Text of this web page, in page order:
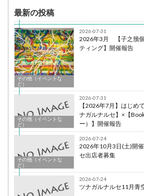
最新の投稿
その他（イベントな
ど）
2026-07-31
2026年3月 【子之籏
ティング】開催報告
その他（イベントな
ど）
2026-07-31
【2026年7月】はじめ
ナガルナルセ】×【
ー）】開催報告
その他（イベントな
ど）
2026-07-24
2026年10月3日(土)開
セ出店者募集
2026-07-24
ツナガルナルセ11月青